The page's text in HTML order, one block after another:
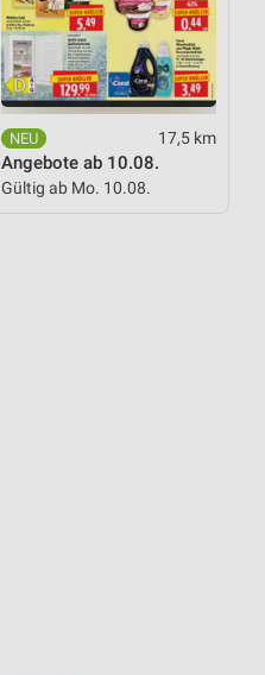
17,5 km
Angebote ab 10.08.
Gültig ab Mo. 10.08.